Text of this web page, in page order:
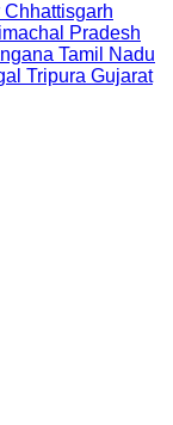
Chhattisgarh
Pradesh
Tamil Nadu
Tripura Gujarat